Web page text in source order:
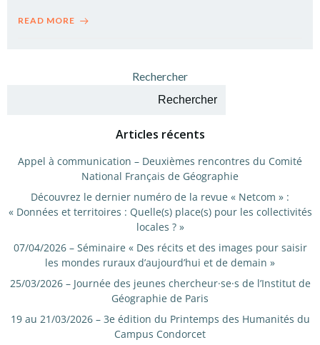
READ MORE
Rechercher
Rechercher
Articles récents
Appel à communication – Deuxièmes rencontres du Comité
National Français de Géographie
Découvrez le dernier numéro de la revue « Netcom » :
« Données et territoires : Quelle(s) place(s) pour les collectivités
locales ? »
07/04/2026 – Séminaire « Des récits et des images pour saisir
les mondes ruraux d’aujourd’hui et de demain »
25/03/2026 – Journée des jeunes chercheur·se·s de l’Institut de
Géographie de Paris
19 au 21/03/2026 – 3e édition du Printemps des Humanités du
Campus Condorcet